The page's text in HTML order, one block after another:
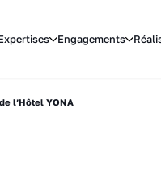
Engagements
l’Hôtel YONA